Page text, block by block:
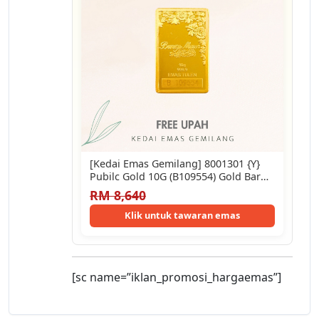
[Kedai Emas Gemilang] 8001301 {Y}
Pubilc Gold 10G (B109554) Gold Bar
(2.4Cm)…
RM 8,640
Klik untuk tawaran emas
[sc name=”iklan_promosi_hargaemas”]